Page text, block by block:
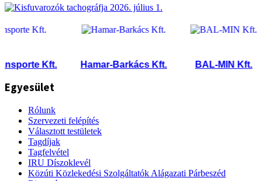
Kft. Hamar-Barkács Kft. BAL-MIN Kft.
Egyesület
Rólunk
Szervezeti felépítés
Választott testületek
Tagdíjak
Tagfelvétel
IRU Díszoklevél
Közúti Közlekedési Szolgáltatók Alágazati Párbeszéd